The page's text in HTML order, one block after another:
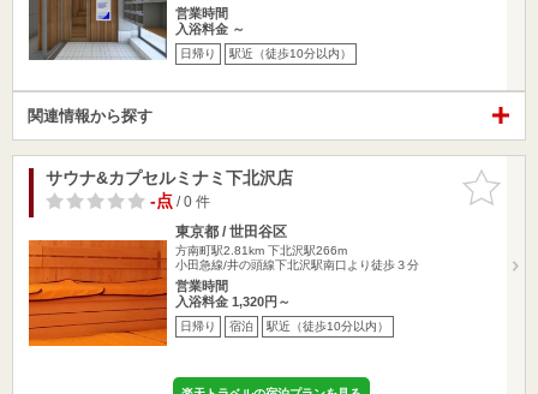
営業時間
入浴料金 ～
日帰り 駅近（徒歩10分以内）
関連情報から探す
お気に入
りに追加
サウナ&カプセルミナミ下北沢店
-点/ 0 件
東京都 / 世田谷区
方南町駅2.81km 下北沢駅266m
小田急線/井の頭線下北沢駅南口より徒歩３分
営業時間
入浴料金 1,320円～
日帰り 宿泊 駅近（徒歩10分以内）